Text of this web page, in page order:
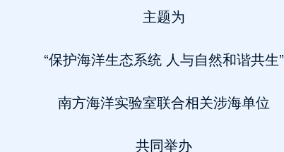
主题为
“保护海洋生态系统 人与自然和谐共生”
南方海洋实验室联合相关涉海单位
共同举办